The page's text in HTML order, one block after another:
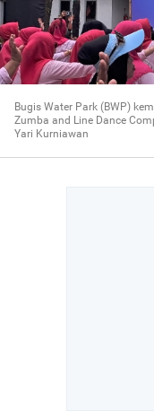
Bugis Water Park (BWP)
Zumba and Line Dance
Yari Kurniawan